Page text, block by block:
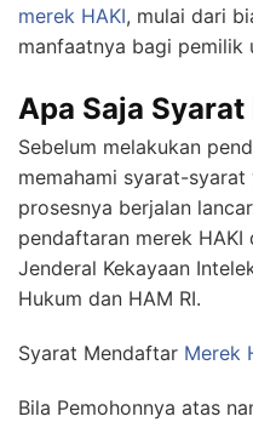
merek HAKI, mulai dari
manfaatnya bagi pemilik
Apa Saja
Sebelum melakukan
memahami syarat-
prosesnya berjalan
pendaftaran merek
Jenderal Kekayaan
Hukum dan HAM RI.
Syarat Mendaftar Merek
Bila Pemohonnya atas